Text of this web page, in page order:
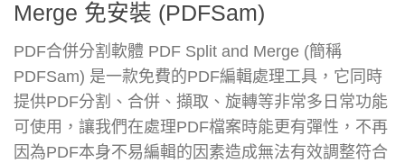
Merge 免安裝 (PDFSam)
PDF合併分割軟體 PDF Split and Merge (簡稱
PDFSam) 是一款免費的PDF編輯處理工具，它同時
提供PDF分割、合併、擷取、旋轉等非常多日常功能
可使用，讓我們在處理PDF檔案時能更有彈性，不再
因為PDF本身不易編輯的因素造成無法有效調整符合